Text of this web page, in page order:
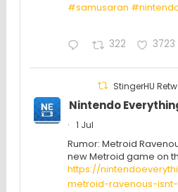
#samusaran
322 3723
StingerHU
Nintendo
·
1 Jul
Rumor: Metroid
new Metroid game on
https://
metroid-ravenous-isnt-